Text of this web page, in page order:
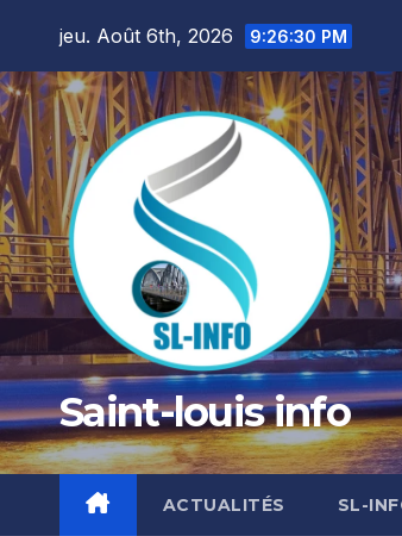
content
jeu. Août 6th, 2026 9:26:32 PM
Saint-louis info
ACTUALITÉS SL-